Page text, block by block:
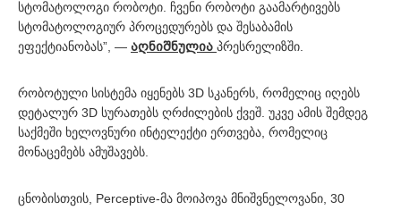
სტომატოლოგი რობოტი. ჩვენი რობოტი გაამარტივებს
სტომატოლოგიურ პროცედურებს და შესაბამის
ეფექტიანობას”, — აღნიშნულია პრესრელიზში.
რობოტული სისტემა იყენებს 3D სკანერს, რომელიც იღებს
დეტალურ 3D სურათებს ღრძილების ქვეშ. უკვე ამის შემდეგ
საქმეში ხელოვნური ინტელექტი ერთვება, რომელიც
მონაცემებს ამუშავებს.
ცნობისთვის, Perceptive-მა მოიპოვა მნიშვნელოვანი, 30